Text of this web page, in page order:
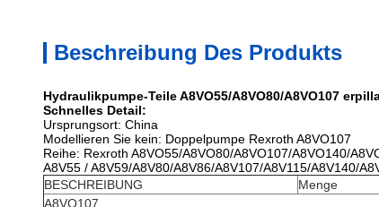
Beschreibung Des Produkts
Hydraulikpumpe-Teile A8VO55/A8VO80/A8VO107
Schnelles Detail:
Ursprungsort: China
Modellieren Sie kein: Doppelpumpe Rexroth A8VO107
Reihe: Rexroth A8VO55/A8VO80/A8VO107/A8VO140/
A8V55 / A8V59/A8V80/A8V86/A8V107/A8V115/A8V140/
BESCHREIBUNG
Menge
A8VO107